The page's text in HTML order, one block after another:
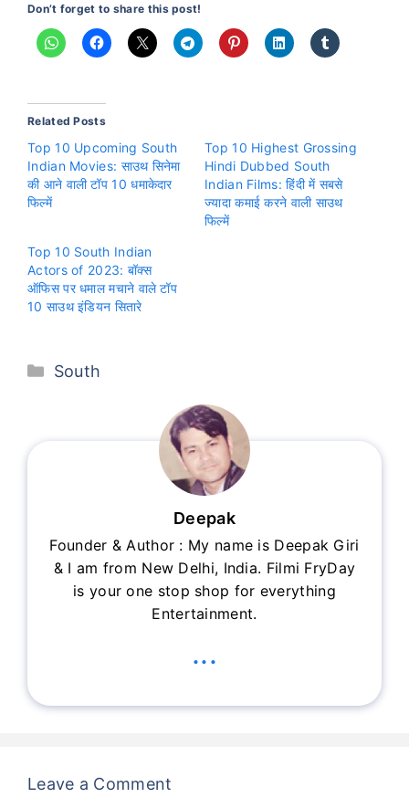
Don’t forget to share this post!
Related Posts
Top 10 Upcoming South
Indian Movies: साउथ सिनेमा
की आने वाली टॉप 10 धमाकेदार
फिल्में
Top 10 Highest Grossing
Hindi Dubbed South
Indian Films: हिंदी में सबसे
ज्यादा कमाई करने वाली साउथ
फिल्में
Top 10 South Indian
Actors of 2023: बॉक्स
ऑफिस पर धमाल मचाने वाले टॉप
10 साउथ इंडियन सितारे
Categories
South
Deepak
Founder & Author : My name is Deepak Giri
& I am from New Delhi, India. Filmi FryDay
is your one stop shop for everything
Entertainment.
...
Leave a Comment